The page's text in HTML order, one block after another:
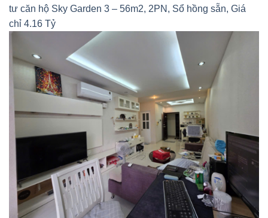
tư căn hộ Sky Garden 3 – 56m2, 2PN, Sổ hồng sẵn, Giá
chỉ 4.16 Tỷ